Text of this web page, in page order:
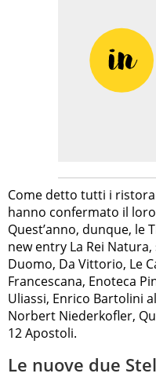
Come detto tutti i
hanno confermato il
Quest’anno, dunque, le
new entry La Rei Natura,
Duomo, Da Vittorio, Le
Francescana, Enoteca
Uliassi, Enrico Bartolini
Norbert Niederkofler,
12 Apostoli.
Le nuove due